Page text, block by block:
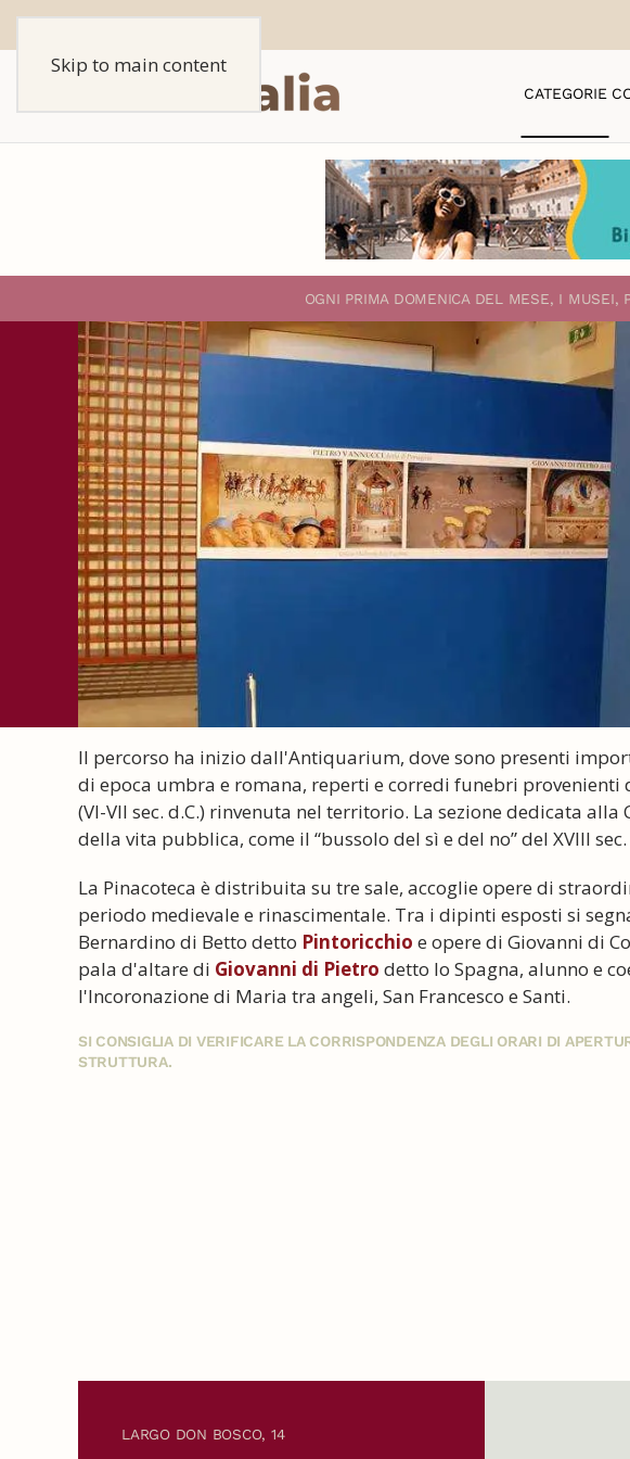
Skip to main content
CATEGORIE
OGNI PRIMA DOMENICA DEL MESE, I MUSEI,
Il percorso ha inizio dall'Antiquarium, dove sono presenti
di epoca umbra e romana, reperti e corredi funebri
(VI-VII sec. d.C.) rinvenuta nel territorio. La sezione dedicata
della vita pubblica, come il “bussolo del sì e del no” del XVIII sec.
La Pinacoteca è distribuita su tre sale, accoglie opere di
periodo medievale e rinascimentale. Tra i dipinti esposti si
Bernardino di Betto detto Pintoricchio e opere di Giovanni di
pala d'altare di Giovanni di Pietro detto lo Spagna, alunno e
l'Incoronazione di Maria tra angeli, San Francesco e Santi.
SI CONSIGLIA DI VERIFICARE LA CORRISPONDENZA DEGLI ORARI DI
STRUTTURA.
LARGO DON BOSCO, 14